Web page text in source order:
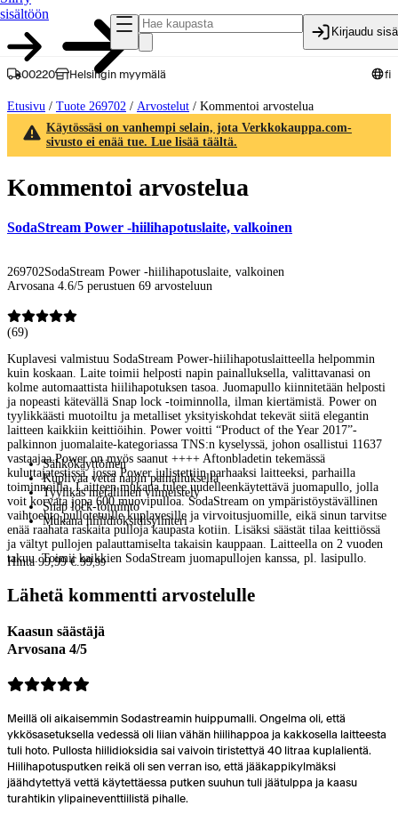
sisältöön
Kirjaudu
00220 Helsingin myymälä fi
Etusivu / Tuote 269702 / Arvostelut / Kommentoi arvostelua
Käytössäsi on vanhempi selain, jota Verkkokauppa.com-
sivusto ei enää tue. Lue lisää täältä.
Kommentoi arvostelua
SodaStream Power -hiilihapotuslaite, valkoinen
269702SodaStream Power -hiilihapotuslaite, valkoinen
Arvosana 4.6/5 perustuen 69 arvosteluun
(69)
Kuplavesi valmistuu SodaStream Power-hiilihapotuslaitteella helpommin
kuin koskaan. Laite toimii helposti napin painalluksella, valittavanasi on
kolme automaattista hiilihapotuksen tasoa. Juomapullo kiinnitetään helposti
ja nopeasti kätevällä Snap lock -toiminnolla, ilman kiertämistä. Power on
tyylikkäästi muotoiltu ja metalliset yksityiskohdat tekevät siitä elegantin
laitteen kaikkiin keittiöihin. Power voitti “Product of the Year 2017”-
palkinnon juomalaite-kategoriassa TNS:n kyselyssä, johon osallistui 11637
vastaajaa.Power on myös saanut ++++ Aftonbladetin tekemässä
kuluttajatestissä, jossa Power julistettiin parhaaksi laitteeksi, parhailla
toiminnoilla. Laitteen mukana tulee uudelleenkäytettävä juomapullo, jolla
voit korvata jopa 600 muovipulloa. SodaStream on ympäristöystävällinen
vaihtoehto pullotetuille kuplavesille ja virvoitusjuomille, eikä sinun tarvitse
enää raahata raskaita pulloja kaupasta kotiin. Lisäksi säästät tilaa keittiössä
ja vältyt pullojen palauttamiselta takaisin kauppaan. Laitteella on 2 vuoden
takuu. Toimii kaikkien SodaStream juomapullojen kanssa, pl. lasipullo.
Sähkökäyttöinen
Kuplivaa vettä napin painalluksella
Tyylikäs metallinen viimeistely
Snap lock-toiminto
Mukana hiilidioksidisylinteri
Hinta 99,99 €.99,99
Lähetä kommentti arvostelulle
Kaasun säästäjä
Arvosana 4/5
Meillä oli aikaisemmin Sodastreamin huippumalli. Ongelma oli, että
ykkösasetuksella vedessä oli liian vähän hiilihappoa ja kakkosella laitteesta
tuli hoto. Pullosta hiilidioksidia sai vaivoin tiristettyä 40 litraa kuplalientä.
Hiilihapotusputken reikä oli sen verran iso, että jääkappikylmäksi
jäähdytettyä vettä käytettäessa putken suuhun tuli jäätulppa ja kaasu
turahtikin ylipaineventtiilistä pihalle.